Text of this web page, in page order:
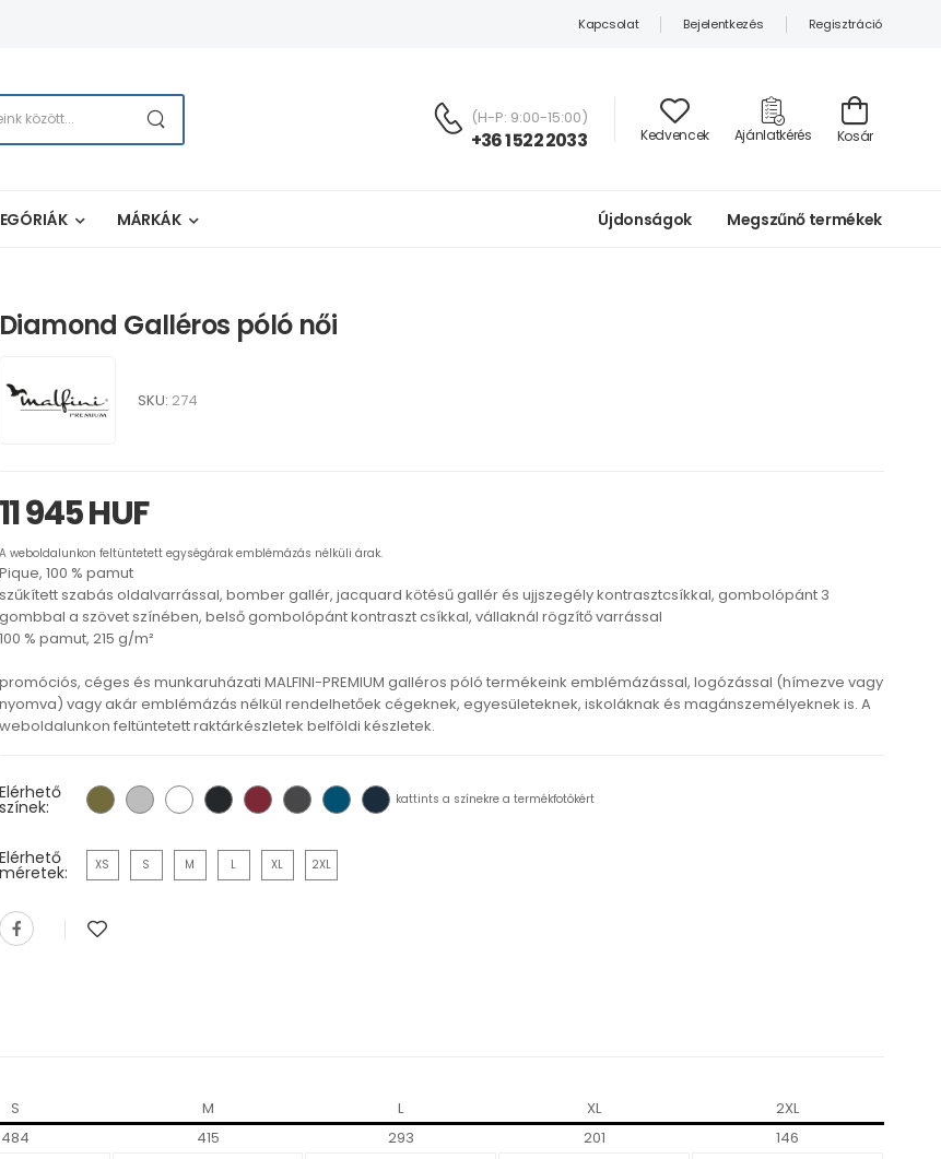
Kapcsolat Bejelentkezés Regisztráció
(H-P: 9:00-15:00)
+36 1 522 2033 Kedvencek Ajánlatkérés Kosár
MÁRKÁK Újdonságok Megszűnő termékek
Diamond Galléros póló női
SKU: 274
11 945 HUF
A weboldalunkon feltüntetett egységárak emblémázás nélküli árak.
Pique, 100 % pamut
szűkített szabás oldalvarrással, bomber gallér, jacquard kötésű gallér és ujjszegély kontrasztcsíkkal, gombolópánt 3
gombbal a szövet színében, belső gombolópánt kontraszt csíkkal, vállaknál rögzítő varrással
100 % pamut, 215 g/m²
promóciós, céges és munkaruházati MALFINI-PREMIUM galléros póló termékeink emblémázással, logózással (hímezve vagy
nyomva) vagy akár emblémázás nélkül rendelhetőek cégeknek, egyesületeknek, iskoláknak és magánszemélyeknek is. A
weboldalunkon feltüntetett raktárkészletek belföldi készletek.
Elérhető
színek: kattints a színekre a termékfotókért
Elérhető
méretek: XS S M L XL 2XL
S M L XL 2XL
484 415 293 201
146